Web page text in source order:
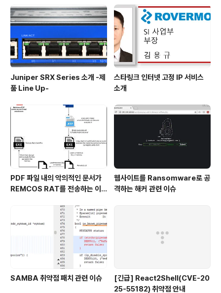
te 페이지에 HTML 애플리케이션(HTA) 파일, 배치 파일
및 PE(Portable Executable) 파일을 첨부하고 이미지
뒤에 첨부 파일을 숨깁니다. 이미지에는 피해자가 클..
Juniper SRX Series 소개 -제
품 Line Up-
스타링크 인터넷 고정 IP 서비스
소개
PDF 파일 내의 악의적인 문서가
REMCOS RAT를 전송하는 이
웹사이트를 Ransomware로 공
격하는 해커 관련 이슈
SAMBA 취약점 패치 관련 이슈
[긴급] React2Shell(CVE-20
25-55182) 취약점 안내